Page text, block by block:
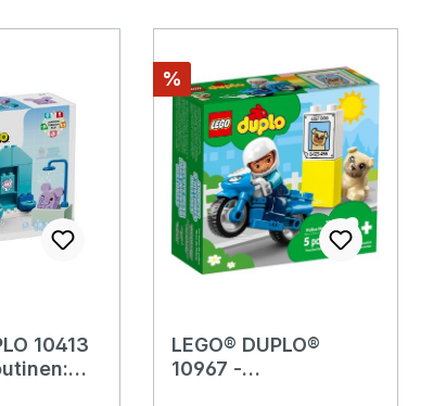
10413
Rabatt
%
LEGO® DUPLO®
10967 -